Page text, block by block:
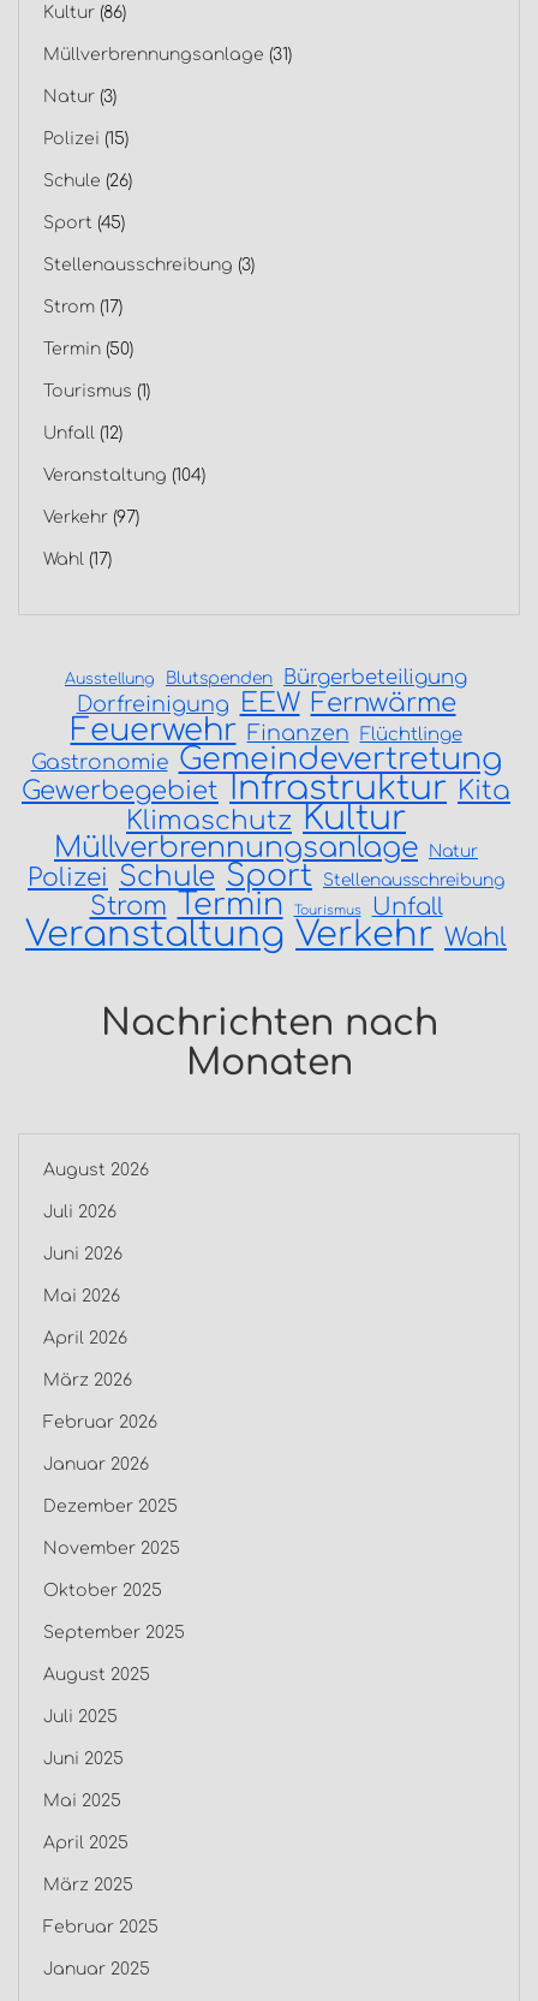
Kultur (86)
Müllverbrennungsanlage (31)
Natur (3)
Polizei (15)
Schule (26)
Sport (45)
Stellenausschreibung (3)
Strom (17)
Termin (50)
Tourismus (1)
Unfall (12)
Veranstaltung (104)
Verkehr (97)
Wahl (17)
Ausstellung Blutspenden Bürgerbeteiligung
Dorfreinigung EEW Fernwärme
Feuerwehr Finanzen Flüchtlinge
Gastronomie Gemeindevertretung
Gewerbegebiet Infrastruktur Kita
Klimaschutz Kultur
Müllverbrennungsanlage Natur
Polizei Schule Sport Stellenausschreibung
Strom Termin Tourismus Unfall
Veranstaltung Verkehr Wahl
Nachrichten nach
Monaten
August 2026
Juli 2026
Juni 2026
Mai 2026
April 2026
März 2026
Februar 2026
Januar 2026
Dezember 2025
November 2025
Oktober 2025
September 2025
August 2025
Juli 2025
Juni 2025
Mai 2025
April 2025
März 2025
Februar 2025
Januar 2025